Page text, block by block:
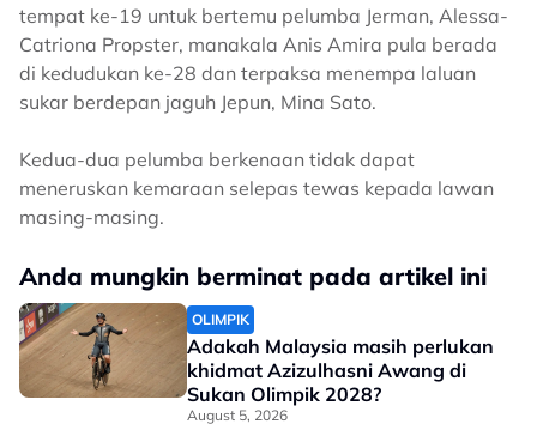
tempat ke-19 untuk bertemu pelumba Jerman, Alessa-
Catriona Propster, manakala Anis Amira pula berada
di kedudukan ke-28 dan terpaksa menempa laluan
sukar berdepan jaguh Jepun, Mina Sato.
Kedua-dua pelumba berkenaan tidak dapat
meneruskan kemaraan selepas tewas kepada lawan
masing-masing.
Anda mungkin berminat pada artikel ini
OLIMPIK
Adakah Malaysia masih perlukan
khidmat Azizulhasni Awang di
Sukan Olimpik 2028?
August 5, 2026